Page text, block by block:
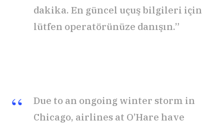
dakika. En güncel uçuş bilgileri için
lütfen operatörünüze danışın.”
Due to an ongoing winter storm in
Chicago, airlines at O’Hare have